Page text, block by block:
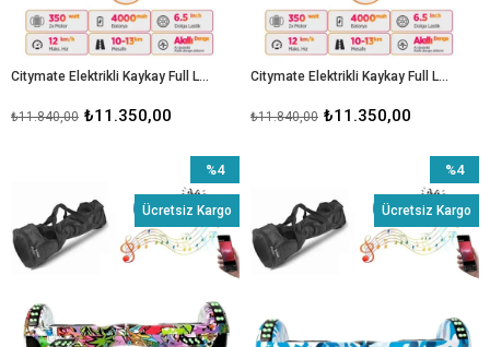
Citymate Elektrikli Kaykay Full Ledli Hoverboard Bluetooth Hoparlörlü 6.5 Inch Çanta Hediyeli D02
₺11.350,00
₺11.840,00
Citymate Elektrikli Kaykay Full Ledli Hoverboard Bluetooth Hoparlörlü 6.5 Inch Çanta Hediyeli D01
₺11.350,00
₺11.840,00
%4
İndirim
%4İndirim
Ücretsiz Kargo
%4
İndirim
Ücretsiz Kargo